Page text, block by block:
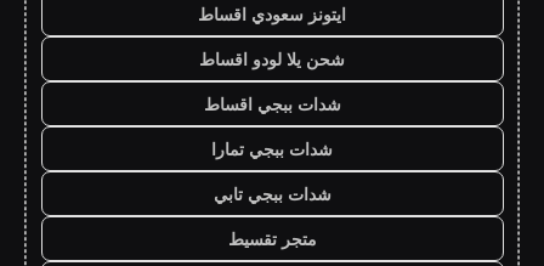
ايتونز سعودي اقساط
شحن يلا لودو اقساط
شدات ببجي اقساط
شدات ببجي تمارا
شدات ببجي تابي
متجر تقسيط